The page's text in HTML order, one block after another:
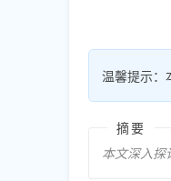
温馨提示：
摘要
本文深入探